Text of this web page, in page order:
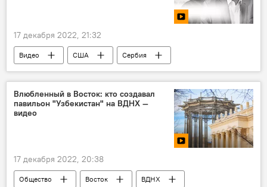
17 декабря 2022, 21:32
Видео США
Сербия
Европа
Влюбленный в Восток: кто создавал
павильон "Узбекистан" на ВДНХ —
видео
17 декабря 2022, 20:38
Общество Восток
ВДНХ